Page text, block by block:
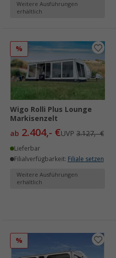
Weitere Ausführungen
erhältlich
%
Wigo Rolli Plus Lounge
Markisenzelt
ab 2.404,- €UVP 3.127,- €
Lieferbar
Filialverfügbarkeit: Filiale setzen
Weitere Ausführungen
erhältlich
%